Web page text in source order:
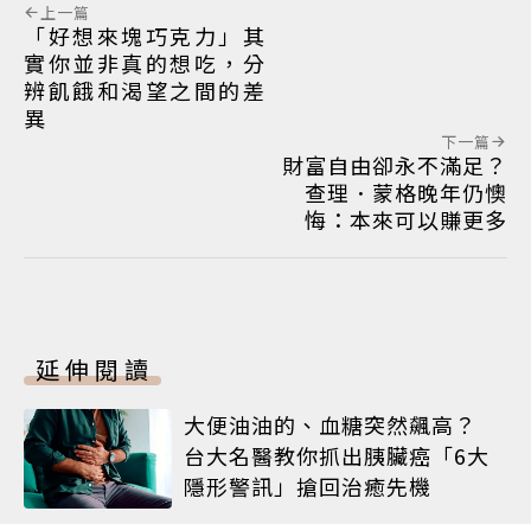
上一篇
「好想來塊巧克力」其
實你並非真的想吃，分
辨飢餓和渴望之間的差
異
下一篇
財富自由卻永不滿足？
查理．蒙格晚年仍懊
悔：本來可以賺更多
延伸閱讀
大便油油的、血糖突然飆高？
台大名醫教你抓出胰臟癌「6大
隱形警訊」搶回治癒先機